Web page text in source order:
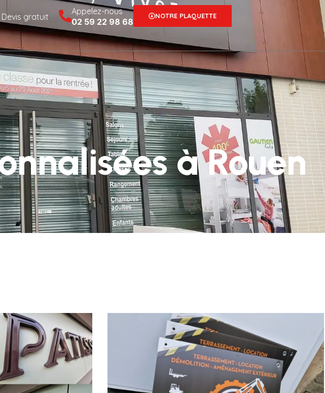
Devis gratuit
Appelez-nous
02 59 22 98 68
NOTRE PLAQUETTE
à Rouen